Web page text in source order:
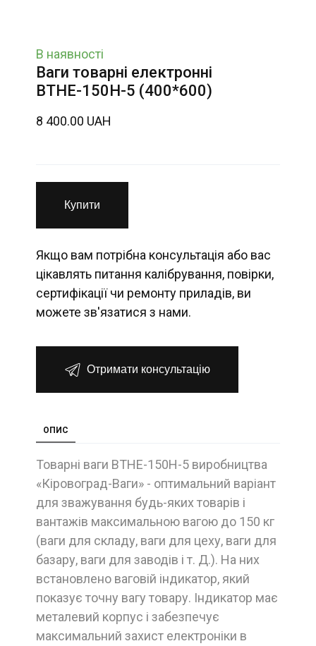
В наявності
Ваги товарні електронні
ВТНЕ-150Н-5 (400*600)
8 400.00 UAH
Купити
Якщо вам потрібна консультація або вас
цікавлять питання калібрування, повірки,
сертифікації чи ремонту приладів, ви
можете зв'язатися з нами.
Отримати консультацію
ОПИС
Товарні ваги ВТНЕ-150Н-5 виробництва
«Кіровоград-Ваги» - оптимальний варіант
для зважування будь-яких товарів і
вантажів максимальною вагою до 150 кг
(ваги для складу, ваги для цеху, ваги для
базару, ваги для заводів і т. Д.). На них
встановлено ваговій індикатор, який
показує точну вагу товару. Індикатор має
металевий корпус і забезпечує
максимальний захист електроніки в